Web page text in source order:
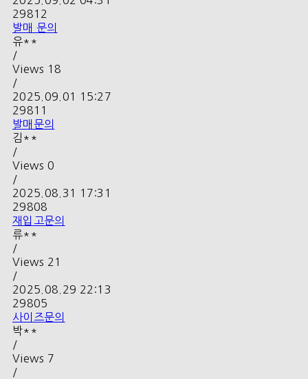
29812
발매 문의
유**
/
Views 18
/
2025.09.01 15:27
29811
발매문의
김**
/
Views 0
/
2025.08.31 17:31
29808
재입고문의
류**
/
Views 21
/
2025.08.29 22:13
29805
사이즈문의
박**
/
Views 7
/